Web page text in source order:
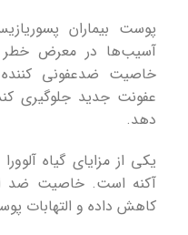
پوست بیماران
آسیب‌ها در معرض خطر
خاصیت ضدعفونی
عفونت جدید جلوگیری
دهد.
یکی از مزایای گیاه
آکنه است. خاصیت ضد
کاهش داده و التهابات